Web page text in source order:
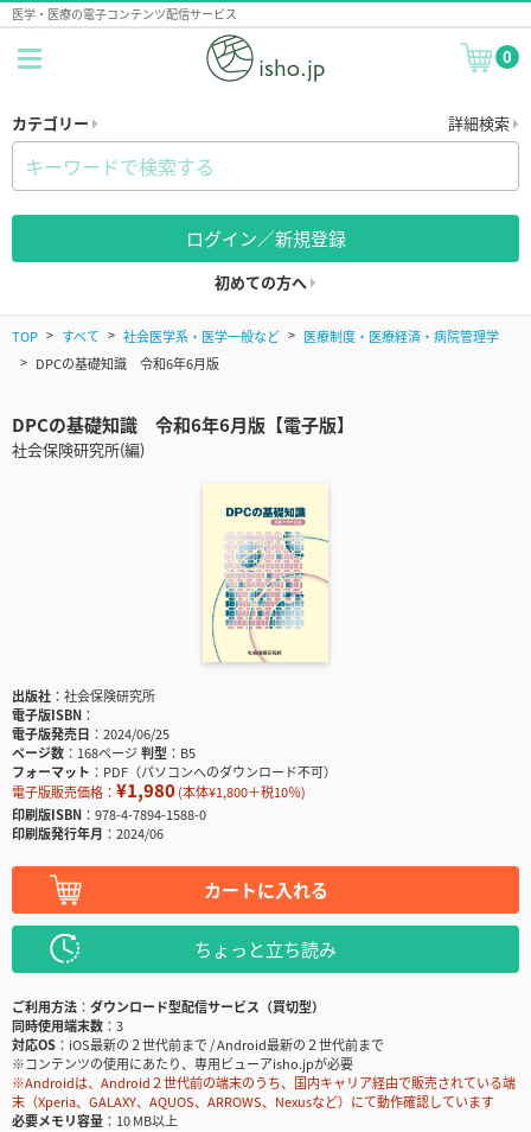
医学・医療の電子コンテンツ配信サービス
0
カテゴリー 詳細検索
ログイン／新規登録
初めての方へ
TOP すべて 社会医学系・医学一般など
医療制度・医療経済・病院管理学
DPCの基礎知識 令和6年6月版
DPCの基礎知識 令和6年6月版【電子版】
社会保険研究所(編)
出版社
社会保険研究所
電子版ISBN
電子版発売日
2024/06/25
ページ数
168ページ判型
B5
フォーマット
PDF（パソコンへのダウンロード不可）
電子版販売価格： ¥1,980(本体¥1,800＋税10％)
印刷版ISBN
978-4-7894-1588-0
印刷版発行年月
2024/06
カートに入れる
ちょっと立ち読み
ご利用方法
ダウンロード型配信サービス（買切型）
同時使用端末数
3
対応OS
iOS最新の２世代前まで / Android最新の２世代前まで
※コンテンツの使用にあたり、専用ビューアisho.jpが必要
※Androidは、Android２世代前の端末のうち、国内キャリア経由で販売されている端
末（Xperia、GALAXY、AQUOS、ARROWS、Nexusなど）にて動作確認しています
必要メモリ容量
10 MB以上